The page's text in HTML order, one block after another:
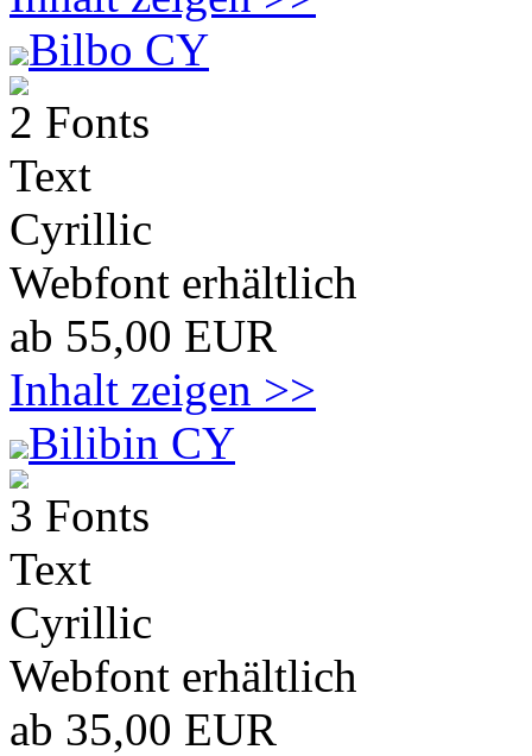
Bilbo CY
2 Fonts
Text
Cyrillic
Webfont erhältlich
ab 55,00 EUR
Inhalt zeigen >>
Bilibin CY
3 Fonts
Text
Cyrillic
Webfont erhältlich
ab 35,00 EUR